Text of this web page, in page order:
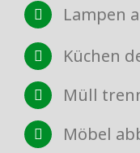
Lampen
Küchen
Müll
Möbel